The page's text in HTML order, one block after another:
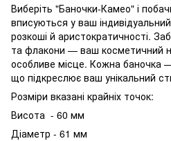
Виберіть "Баночки-Камео" і
вписуються у ваш
розкоші й аристократичності.
та флакони — ваш косметичний
особливе місце. Кожна баночка
що підкреслює ваш унікальний
Розміри вказані крайніх точок:
Висота - 60 мм
Діаметр - 61 мм